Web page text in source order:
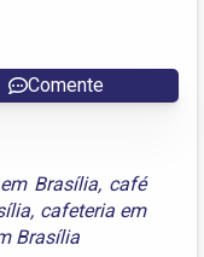
Comente
Brasília, café
, cafeteria em
Brasília